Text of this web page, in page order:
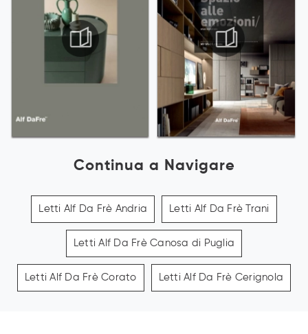
Continua a Navigare
Letti Alf Da Frè Andria Letti Alf Da Frè Trani
Letti Alf Da Frè Canosa di Puglia
Letti Alf Da Frè Corato Letti Alf Da Frè Cerignola